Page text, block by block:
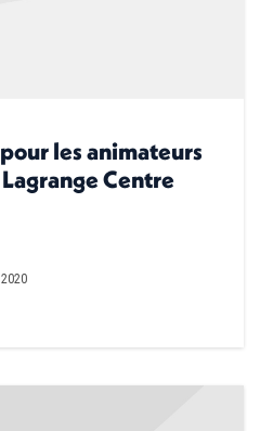
les animateurs
Centre